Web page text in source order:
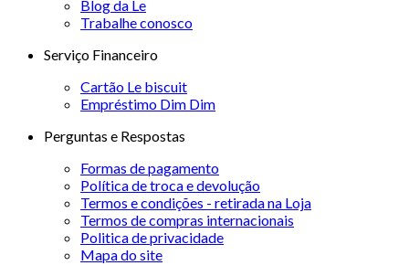
Blog da Le
Trabalhe conosco
Serviço Financeiro
Cartão Le biscuit
Empréstimo Dim Dim
Perguntas e Respostas
Formas de pagamento
Política de troca e devolução
Termos e condições - retirada na Loja
Termos de compras internacionais
Politica de privacidade
Mapa do site